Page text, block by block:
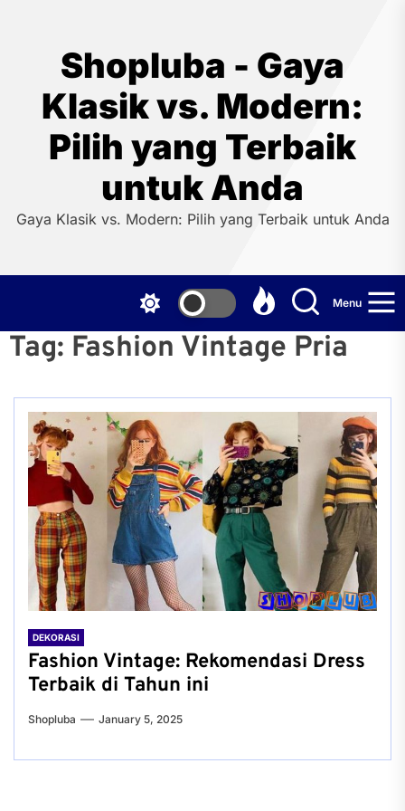
Shopluba - Gaya
Klasik vs. Modern:
Pilih yang Terbaik
untuk Anda
Gaya Klasik vs. Modern: Pilih yang Terbaik untuk Anda
Menu
Tag: Fashion Vintage Pria
DEKORASI
Fashion Vintage: Rekomendasi Dress
Terbaik di Tahun ini
Shopluba January 5, 2025